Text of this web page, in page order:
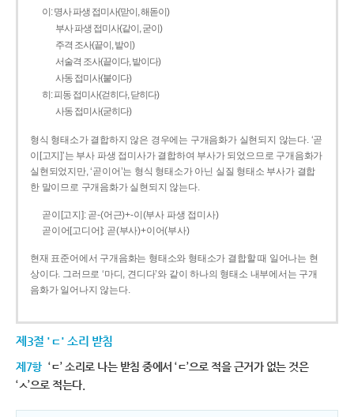
이: 명사 파생 접미사(맏이, 해돋이)
부사 파생 접미사(같이, 굳이)
주격 조사(끝이, 밭이)
서술격 조사(끝이다, 밭이다)
사동 접미사(붙이다)
히: 피동 접미사(걷히다, 닫히다)
사동 접미사(굳히다)
형식 형태소가 결합하지 않은 경우에는 구개음화가 실현되지 않는다. ‘곧
이[고지]’는 부사 파생 접미사가 결합하여 부사가 되었으므로 구개음화가
실현되었지만, ‘곧이어’는 형식 형태소가 아닌 실질 형태소 부사가 결합
한 말이므로 구개음화가 실현되지 않는다.
곧이[고지]: 곧-­(어근)+­-이(부사 파생 접미사)
곧이어[고디어]: 곧(부사)+이어(부사)
현재 표준어에서 구개음화는 형태소와 형태소가 결합할 때 일어나는 현
상이다. 그러므로 ‘마디, 견디다’와 같이 하나의 형태소 내부에서는 구개
음화가 일어나지 않는다.
제3절 'ㄷ' 소리 받침
제7항 ‘ㄷ’ 소리로 나는 받침 중에서 ‘ㄷ’으로 적을 근거가 없는 것은
‘ㅅ’으로 적는다.